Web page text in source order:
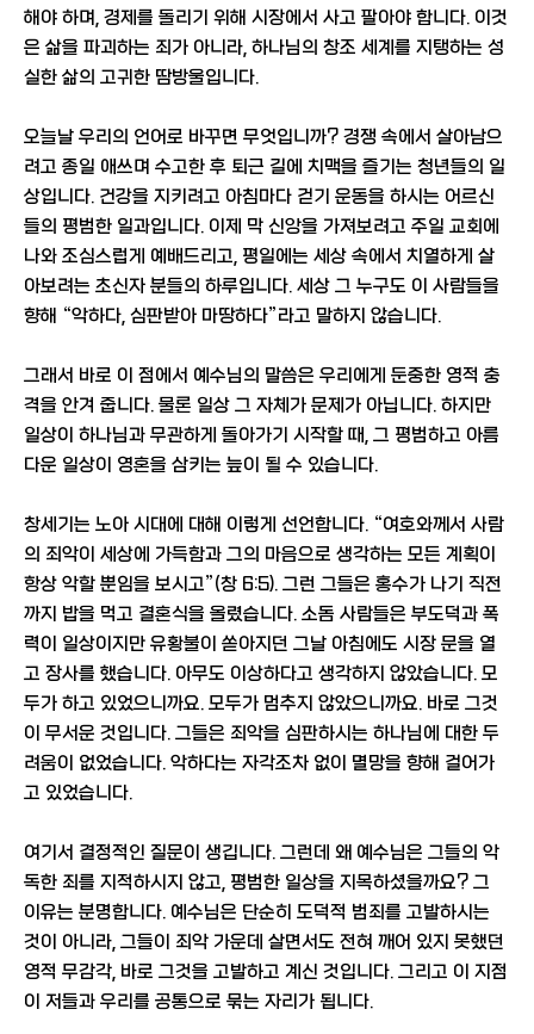
해야 하며, 경제를 돌리기 위해 시장에서 사고 팔아야 합니다. 이것
은 삶을 파괴하는 죄가 아니라, 하나님의 창조 세계를 지탱하는 성
실한 삶의 고귀한 땀방울입니다.
오늘날 우리의 언어로 바꾸면 무엇입니까? 경쟁 속에서 살아남으
려고 종일 애쓰며 수고한 후 퇴근 길에 치맥을 즐기는 청년들의 일
상입니다. 건강을 지키려고 아침마다 걷기 운동을 하시는 어르신
들의 평범한 일과입니다. 이제 막 신앙을 가져보려고 주일 교회에
나와 조심스럽게 예배드리고, 평일에는 세상 속에서 치열하게 살
아보려는 초신자 분들의 하루입니다. 세상 그 누구도 이 사람들을
향해 “악하다, 심판받아 마땅하다”라고 말하지 않습니다.
그래서 바로 이 점에서 예수님의 말씀은 우리에게 둔중한 영적 충
격을 안겨 줍니다. 물론 일상 그 자체가 문제가 아닙니다. 하지만
일상이 하나님과 무관하게 돌아가기 시작할 때, 그 평범하고 아름
다운 일상이 영혼을 삼키는 늪이 될 수 있습니다.
창세기는 노아 시대에 대해 이렇게 선언합니다. “여호와께서 사람
의 죄악이 세상에 가득함과 그의 마음으로 생각하는 모든 계획이
항상 악할 뿐임을 보시고”(창 6:5). 그런 그들은 홍수가 나기 직전
까지 밥을 먹고 결혼식을 올렸습니다. 소돔 사람들은 부도덕과 폭
력이 일상이지만 유황불이 쏟아지던 그날 아침에도 시장 문을 열
고 장사를 했습니다. 아무도 이상하다고 생각하지 않았습니다. 모
두가 하고 있었으니까요. 모두가 멈추지 않았으니까요. 바로 그것
이 무서운 것입니다. 그들은 죄악을 심판하시는 하나님에 대한 두
려움이 없었습니다. 악하다는 자각조차 없이 멸망을 향해 걸어가
고 있었습니다.
여기서 결정적인 질문이 생깁니다. 그런데 왜 예수님은 그들의 악
독한 죄를 지적하시지 않고, 평범한 일상을 지목하셨을까요? 그
이유는 분명합니다. 예수님은 단순히 도덕적 범죄를 고발하시는
것이 아니라, 그들이 죄악 가운데 살면서도 전혀 깨어 있지 못했던
영적 무감각, 바로 그것을 고발하고 계신 것입니다. 그리고 이 지점
이 저들과 우리를 공통으로 묶는 자리가 됩니다.